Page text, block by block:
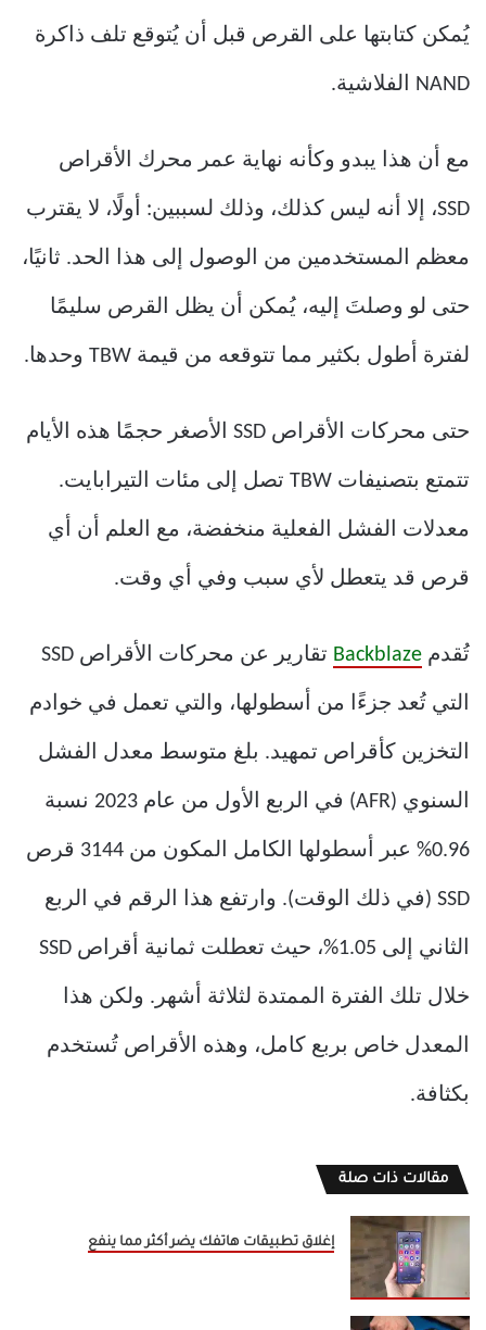
يُمكن كتابتها على القرص قبل أن يُتوقع تلف ذاكرة
NAND الفلاشية.
مع أن هذا يبدو وكأنه نهاية عمر محرك الأقراص
SSD، إلا أنه ليس كذلك، وذلك لسببين: أولًا، لا يقترب
معظم المستخدمين من الوصول إلى هذا الحد. ثانيًا،
حتى لو وصلتَ إليه، يُمكن أن يظل القرص سليمًا
لفترة أطول بكثير مما تتوقعه من قيمة TBW وحدها.
حتى محركات الأقراص SSD الأصغر حجمًا هذه الأيام
تتمتع بتصنيفات TBW تصل إلى مئات التيرابايت.
معدلات الفشل الفعلية منخفضة، مع العلم أن أي
قرص قد يتعطل لأي سبب وفي أي وقت.
تُقدم Backblaze تقارير عن محركات الأقراص SSD
التي تُعد جزءًا من أسطولها، والتي تعمل في خوادم
التخزين كأقراص تمهيد. بلغ متوسط ​​معدل الفشل
السنوي (AFR) في الربع الأول من عام 2023 نسبة
0.96% عبر أسطولها الكامل المكون من 3144 قرص
SSD (في ذلك الوقت). وارتفع هذا الرقم في الربع
الثاني إلى 1.05%، حيث تعطلت ثمانية أقراص SSD
خلال تلك الفترة الممتدة لثلاثة أشهر. ولكن هذا
المعدل خاص بربع كامل، وهذه الأقراص تُستخدم
بكثافة.
مقالات ذات صلة
إغلاق تطبيقات هاتفك يضر أكثر مما ينفع